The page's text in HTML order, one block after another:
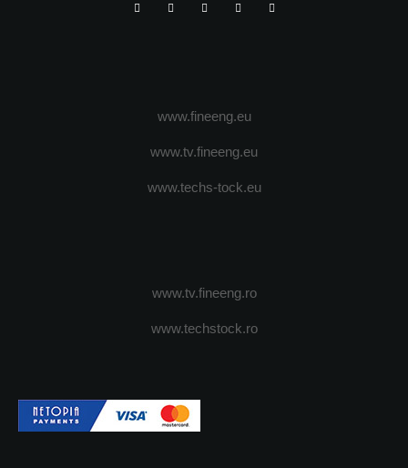
www.fineeng.eu
www.tv.fineeng.eu
www.techs-tock.eu
www.tv.fineeng.ro
www.techstock.ro